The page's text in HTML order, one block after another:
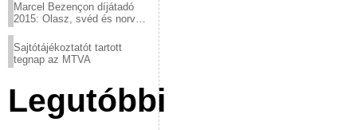
Marcel Bezençon díjátadó
2015: Olasz, svéd és norvég
Sajtótájékoztatót tartott
tegnap az MTVA
Legutóbbi